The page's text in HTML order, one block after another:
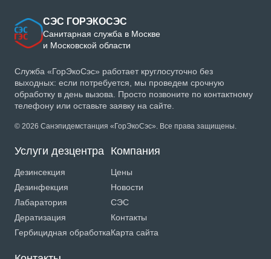
СЭС ГОРЭКОСЭС
Санитарная служба в Москве
и Московской области
Служба «ГорЭкоСэс» работает круглосуточно без
выходных: если потребуется, мы проведем срочную
обработку в день вызова. Просто позвоните по контактному
телефону или оставьте заявку на сайте.
© 2026 Санэпидемстанция «ГорЭкоСэс». Все права защищены.
Услуги дезцентра
Дезинсекция
Дезинфекция
Лабаратория
Дератизация
Гербицидная обработка
Компания
Цены
Новости
СЭС
Контакты
Карта сайта